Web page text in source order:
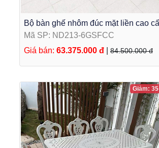
Bộ bàn ghế nhôm đúc mặt liền cao
sân vườn ND213-6GSFCC
Mã SP: ND213-6GSFCC
Giá bán: 63.375.000 đ 84.500.000 đ
Giảm: